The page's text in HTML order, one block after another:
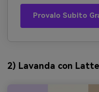
Provalo Subito
2) Lavanda con Latte